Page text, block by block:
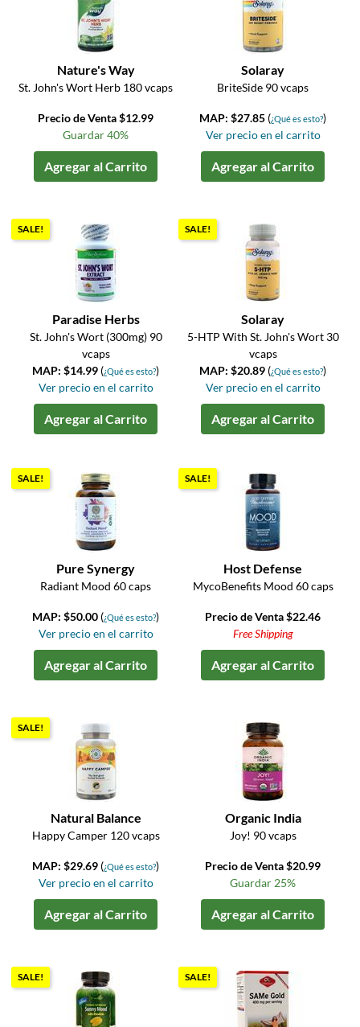
Nature's Way
St. John's Wort Herb 180 vcaps
Precio de Venta $12.99
Guardar 40%
Agregar al Carrito
Solaray
BriteSide 90 vcaps
MAP: $27.85 (¿Qué es esto?)
Ver precio en el carrito
Agregar al Carrito
SALE!
Paradise Herbs
St. John's Wort (300mg) 90
vcaps
MAP: $14.99 (¿Qué es esto?)
Ver precio en el carrito
Agregar al Carrito
SALE!
Solaray
5-HTP With St. John's Wort 30
vcaps
MAP: $20.89 (¿Qué es esto?)
Ver precio en el carrito
Agregar al Carrito
SALE!
Pure Synergy
Radiant Mood 60 caps
MAP: $50.00 (¿Qué es esto?)
Ver precio en el carrito
Agregar al Carrito
SALE!
Host Defense
MycoBenefits Mood 60 caps
Precio de Venta $22.46
Free Shipping
Agregar al Carrito
SALE!
Natural Balance
Happy Camper 120 vcaps
MAP: $29.69 (¿Qué es esto?)
Ver precio en el carrito
Agregar al Carrito
Organic India
Joy! 90 vcaps
Precio de Venta $20.99
Guardar 25%
Agregar al Carrito
SALE! SALE!